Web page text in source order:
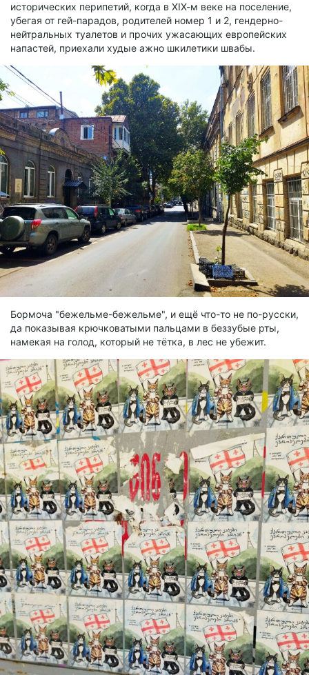
исторических перипетий, когда в ХIХ-м веке на поселение,
убегая от гей-парадов, родителей номер 1 и 2, гендерно-
нейтральных туалетов и прочих ужасающих европейских
напастей, приехали худые ажно шкилетики швабы.
Бормоча "бежельме-бежельме", и ещё что-то не по-русски,
да показывая крючковатыми пальцами в беззубые рты,
намекая на голод, который не тётка, в лес не убежит.